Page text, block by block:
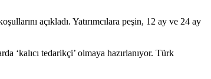
açıkladı. Yatırım­cılara peşin, 12 ay ve 24 ay
‘kalıcı tedarikçi’ olmaya hazırlanıyor. Türk